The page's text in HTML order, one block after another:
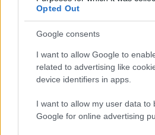
Opted Out
Google consents
I want to allow Google to
related to advertising like
device identifiers in apps.
I want to allow my user data to
Google for online advertising
nehézségek közepette is van
amiben összpontosulnak az
gitár témákkal és emelkedett
dalhoz készült videóban
színésznő tűnik fel, aki
Az együttműködésben rejlő